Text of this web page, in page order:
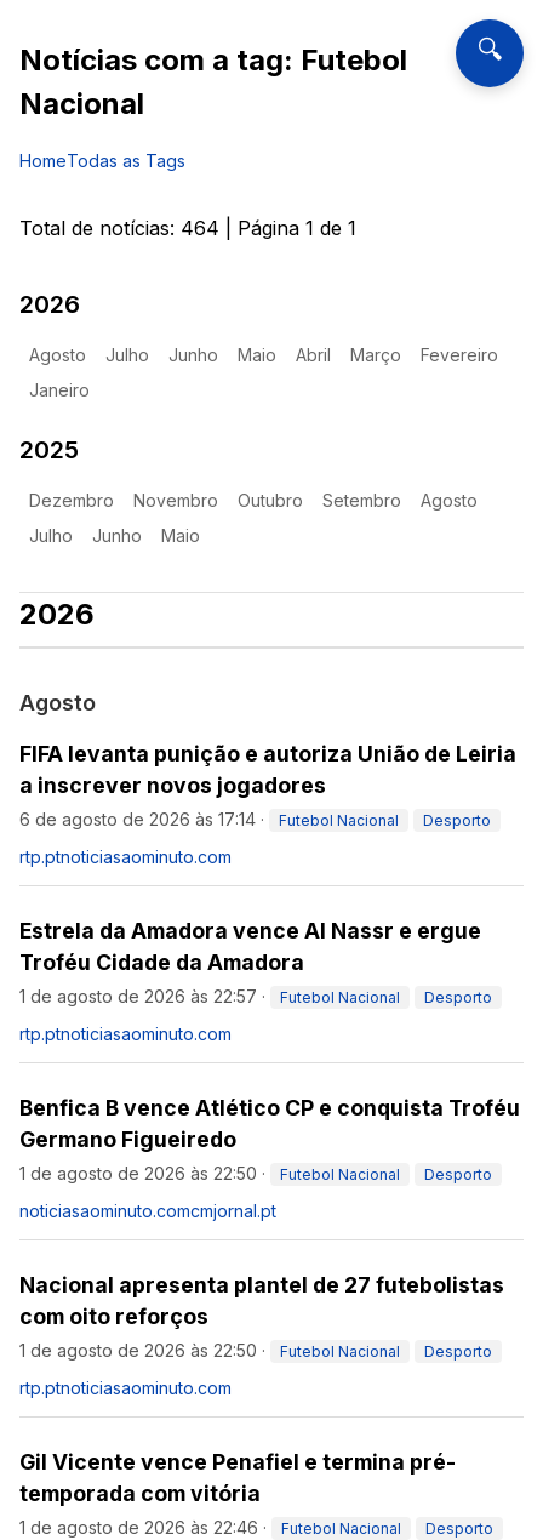
🔍
Notícias com a tag: Futebol
Nacional
HomeTodas as Tags
Total de notícias: 464 | Página 1 de 1
2026
Agosto Julho Junho Maio Abril Março
Fevereiro
Janeiro
2025
Dezembro Novembro Outubro Setembro
Agosto
Julho
Junho Maio
2026
Agosto
FIFA levanta punição e autoriza União de Leiria
a inscrever novos jogadores
6 de agosto de 2026 às 17:14 · Futebol Nacional Desporto
rtp.ptnoticiasaominuto.com
Estrela da Amadora vence Al Nassr e ergue
Troféu Cidade da Amadora
1 de agosto de 2026 às 22:57 · Futebol Nacional Desporto
rtp.ptnoticiasaominuto.com
Benfica B vence Atlético CP e conquista Troféu
Germano Figueiredo
1 de agosto de 2026 às 22:50 · Futebol Nacional Desporto
noticiasaominuto.comcmjornal.pt
Nacional apresenta plantel de 27 futebolistas
com oito reforços
1 de agosto de 2026 às 22:50 · Futebol Nacional Desporto
rtp.ptnoticiasaominuto.com
Gil Vicente vence Penafiel e termina pré-
temporada com vitória
1 de agosto de 2026 às 22:46 · Futebol Nacional Desporto